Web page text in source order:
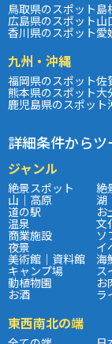
鳥取県のスポット島
広島県のスポット山
香川県のスポット愛
九州・沖縄
福岡県のスポット佐
熊本県のスポット大
鹿児島県のスポット
詳細条件から
ジャンル
絶景スポット 絶
山｜高原 湖
道の駅 お
温泉 文
商業施設 ソ
夜景 イ
美術館｜資料館 海
キャンプ場 ス
動植物園 お
お酒 ラ
東西南北の端